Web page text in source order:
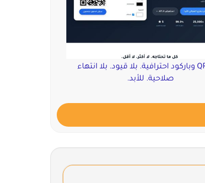
رموز QR وباركود احترافية. بلا قيود. بلا انتهاء
صلاحية. للأبد.